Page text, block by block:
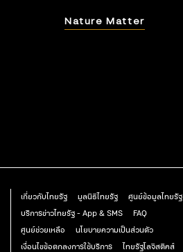
Nature Matter
เกี่ยวกับไทยรัฐ มูลนิธิไทยรัฐ
ศูนย์ข้อมูลไทยรัฐ
บริการข่าวไทยรัฐ - App & SMS
FAQ
ศูนย์ช่วยเหลือ
นโยบายความเป็นส่วนตัว
เงื่อนไขข้อตกลงการใช้บริการ
ไทยรัฐโลจิสติคส์